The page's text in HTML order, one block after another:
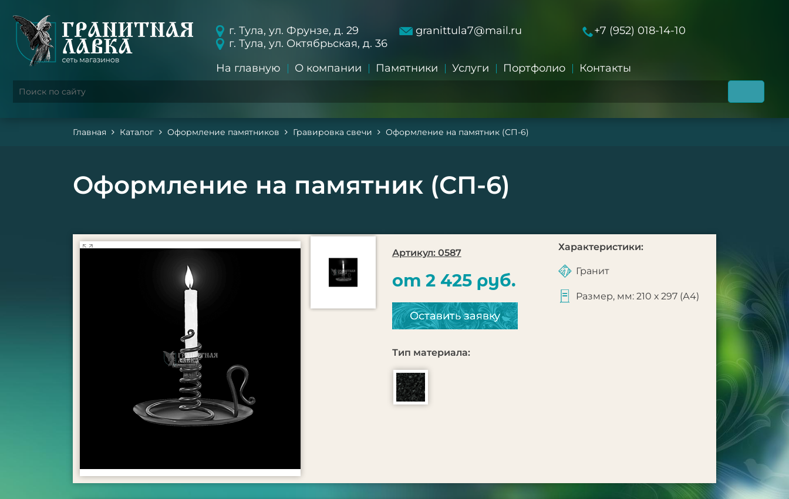
г. Тула, ул. Фрунзе, д. 29
г. Тула, ул. Октябрьская, д. 36
granittula7@mail.ru +7 (952) 018-14-10
На главную О компании Памятники Услуги Портфолио Контакты
Главная Каталог Оформление памятников Гравировка свечи Оформление на памятник (СП-6)
Оформление на памятник (СП-6)
Артикул: 0587
от 2 425 руб.
Оставить заявку
Тип материала:
Характеристики:
Гранит
Размер, мм: 210 х 297 (А4)